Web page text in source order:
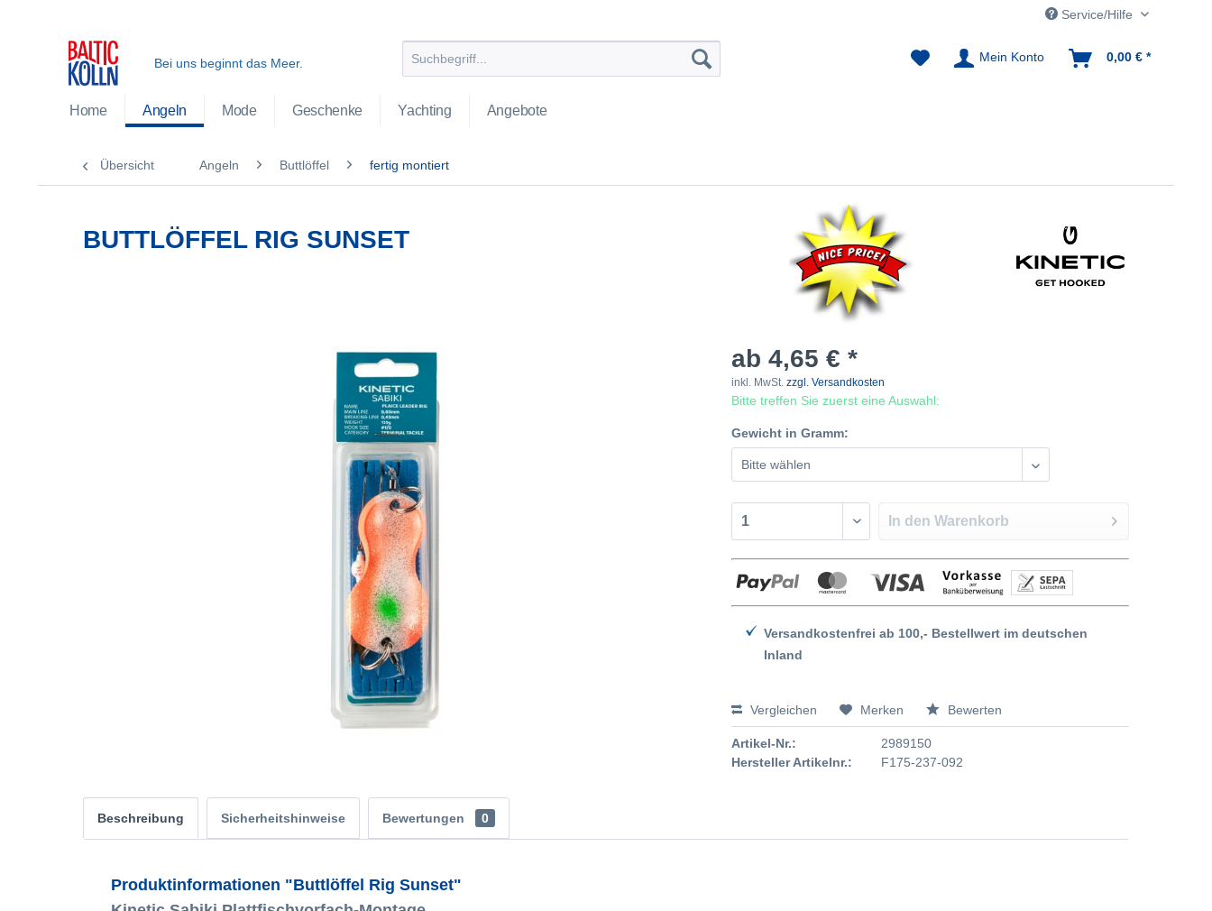
Service/Hilfe
Bei uns beginnt das Meer. Mein Konto 0,00 € *
Home Angeln Mode Geschenke Yachting Angebote
Übersicht Angeln Buttlöffel fertig montiert
BUTTLÖFFEL RIG SUNSET
ab 4,65 € *
inkl. MwSt.zzgl. Versandkosten
Bitte treffen Sie zuerst eine Auswahl:
Gewicht in Gramm:
In den Warenkorb
Versandkostenfrei ab 100,- Bestellwert im deutschen
Inland
Vergleichen Merken Bewerten
Artikel-Nr.:
2989150
Hersteller Artikelnr.:
F175-237-092
Beschreibung Sicherheitshinweise Bewertungen 0
Produktinformationen "Buttlöffel Rig Sunset"